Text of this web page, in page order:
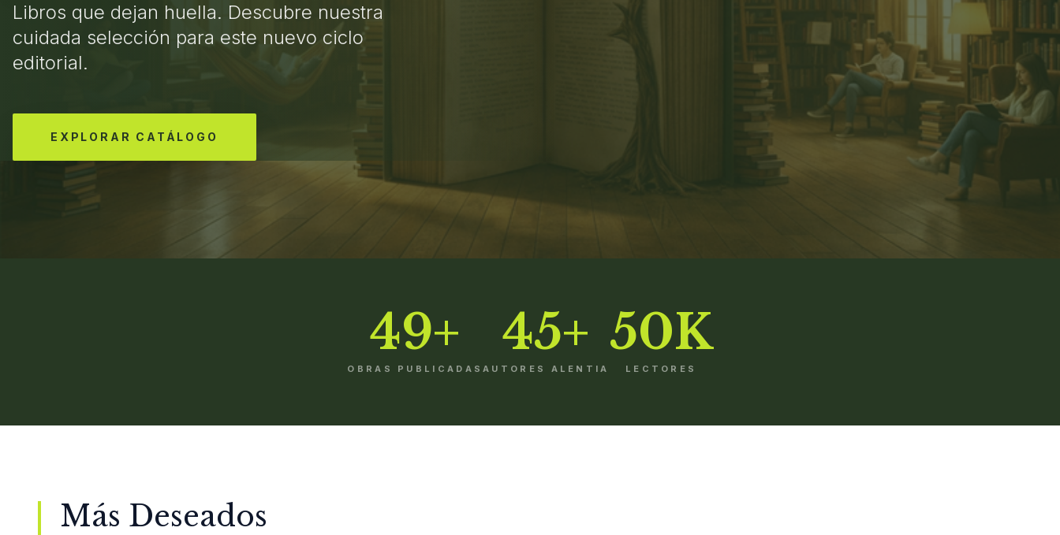
Libros que dejan huella. Descubre nuestra
cuidada selección para este nuevo ciclo
editorial.
EXPLORAR CATÁLOGO
49+
OBRAS PUBLICADAS
45+
AUTORES ALENTIA
50K
LECTORES
Más Deseados